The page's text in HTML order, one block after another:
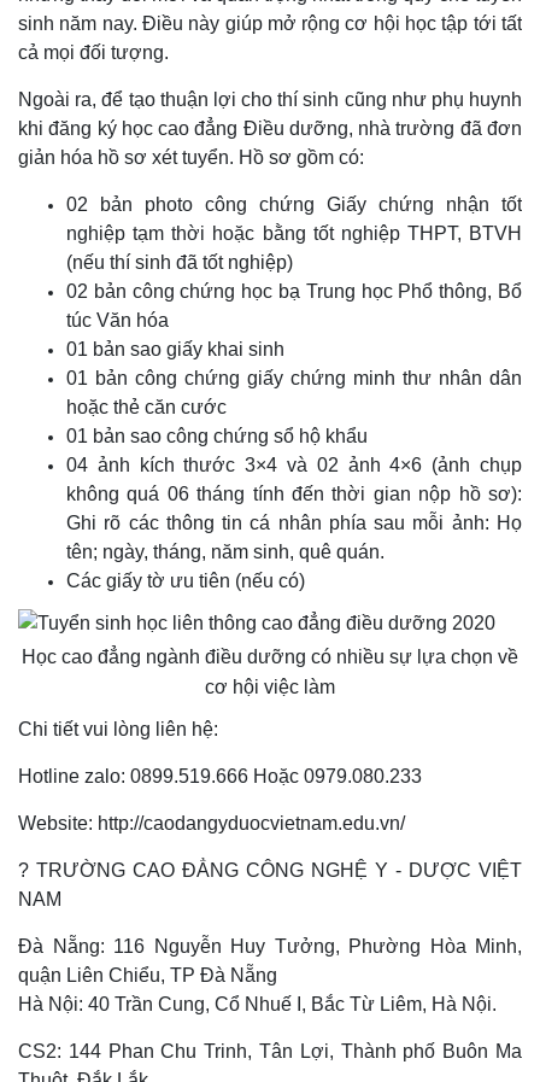
sinh năm nay. Điều này giúp mở rộng cơ hội học tập tới tất
cả mọi đối tượng.
Ngoài ra, để tạo thuận lợi cho thí sinh cũng như phụ huynh
khi đăng ký học cao đẳng Điều dưỡng, nhà trường đã đơn
giản hóa hồ sơ xét tuyển. Hồ sơ gồm có:
02 bản photo công chứng Giấy chứng nhận tốt
nghiệp tạm thời hoặc bằng tốt nghiệp THPT, BTVH
(nếu thí sinh đã tốt nghiệp)
02 bản công chứng học bạ Trung học Phổ thông, Bổ
túc Văn hóa
01 bản sao giấy khai sinh
01 bản công chứng giấy chứng minh thư nhân dân
hoặc thẻ căn cước
01 bản sao công chứng sổ hộ khẩu
04 ảnh kích thước 3×4 và 02 ảnh 4×6 (ảnh chụp
không quá 06 tháng tính đến thời gian nộp hồ sơ):
Ghi rõ các thông tin cá nhân phía sau mỗi ảnh: Họ
tên; ngày, tháng, năm sinh, quê quán.
Các giấy tờ ưu tiên (nếu có)
Học cao đẳng ngành điều dưỡng có nhiều sự lựa chọn về
cơ hội việc làm
Chi tiết vui lòng liên hệ:
Hotline zalo: 0899.519.666 Hoặc 0979.080.233
Website: http://caodangyduocvietnam.edu.vn/
? TRƯỜNG CAO ĐẲNG CÔNG NGHỆ Y - DƯỢC VIỆT
NAM
Đà Nẵng: 116 Nguyễn Huy Tưởng, Phường Hòa Minh,
quận Liên Chiểu, TP Đà Nẵng
Hà Nội: 40 Trần Cung, Cổ Nhuế I, Bắc Từ Liêm, Hà Nội.
CS2: 144 Phan Chu Trinh, Tân Lợi, Thành phố Buôn Ma